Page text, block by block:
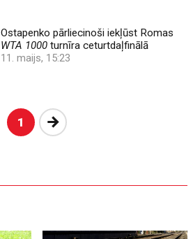
Ostapenko pārliecinoši iekļūst Romas
WTA 1000 turnīra ceturtdaļfinālā
11. maijs, 15:23
1 Nākošā